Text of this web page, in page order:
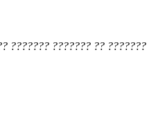
??????? ??????? ??